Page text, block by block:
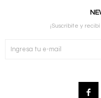
¡Suscribite y
